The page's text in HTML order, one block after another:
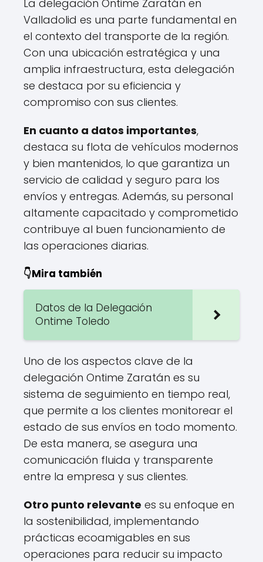
La delegación Ontime Zaratán en
Valladolid es una parte fundamental en
el contexto del transporte de la región.
Con una ubicación estratégica y una
amplia infraestructura, esta delegación
se destaca por su eficiencia y
compromiso con sus clientes.
En cuanto a datos importantes,
destaca su flota de vehículos modernos
y bien mantenidos, lo que garantiza un
servicio de calidad y seguro para los
envíos y entregas. Además, su personal
altamente capacitado y comprometido
contribuye al buen funcionamiento de
las operaciones diarias.
👇Mira también
Datos de la Delegación
Ontime Toledo
Uno de los aspectos clave de la
delegación Ontime Zaratán es su
sistema de seguimiento en tiempo real,
que permite a los clientes monitorear el
estado de sus envíos en todo momento.
De esta manera, se asegura una
comunicación fluida y transparente
entre la empresa y sus clientes.
Otro punto relevante es su enfoque en
la sostenibilidad, implementando
prácticas ecoamigables en sus
operaciones para reducir su impacto